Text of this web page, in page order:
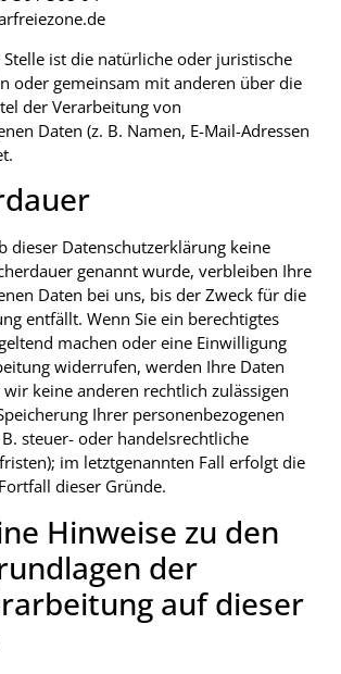
ist die natürliche oder juristische
oder gemeinsam mit anderen über die
der Verarbeitung von
Daten (z. B. Namen, E-Mail-Adressen
dieser Datenschutzerklärung keine
genannt wurde, verbleiben Ihre
Daten bei uns, bis der Zweck für die
entfällt. Wenn Sie ein berechtigtes
machen oder eine Einwilligung
widerrufen, werden Ihre Daten
keine anderen rechtlich zulässigen
Ihrer personenbezogenen
steuer- oder handelsrechtliche
im letztgenannten Fall erfolgt die
dieser Gründe.
Hinweise zu den
der
auf dieser